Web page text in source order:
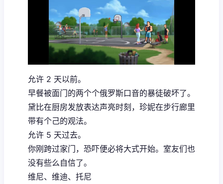
允许 2 天以前。
早餐被面门的两个个俄罗斯口音的暴徒破坏了。
黛比在厨房发放表达声亮时刻，珍妮在步行廊里
带有个己的观法。
允许 5 天过去。
你刚跨过家门，恐吓便必将大式开始。室友们也
没有些么自信了。
维尼、维迪、托尼